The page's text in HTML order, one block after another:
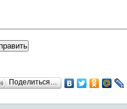
Поделиться…